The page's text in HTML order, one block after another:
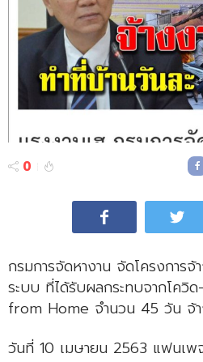
0
กรมการจัดหางาน จัดโครงการ
ระบบ ที่ได้รับผลกระทบจากโควิ
from Home จำนวน 45 วัน จ้
วันที่ 10 เมษายน 2563 แฟนเพ